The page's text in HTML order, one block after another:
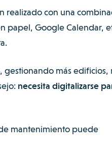
realizado con una
papel, Google Calendar,
más edificios,
necesita digitalizarse
mantenimiento puede